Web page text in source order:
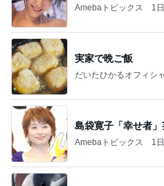
Amebaトピックス 1
実家で晩ご飯
だいたひかるオフィシ
島袋寛子「幸せ者
Amebaトピックス 1